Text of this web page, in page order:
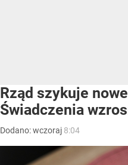
Rząd szykuje
Świadczenia
Dodano:wczoraj 8:04